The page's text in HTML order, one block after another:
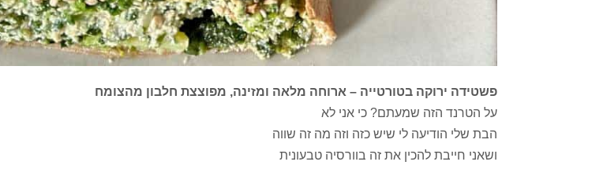
פשטידה ירוקה בטורטייה – ארוחה מלאה ומזינה, מפוצצת חלבון מהצומח
על הטרנד הזה שמעתם? כי אני לא
הבת שלי הודיעה לי שיש כזה וזה מה זה שווה
ושאני חייבת להכין את זה בוורסיה טבעונית